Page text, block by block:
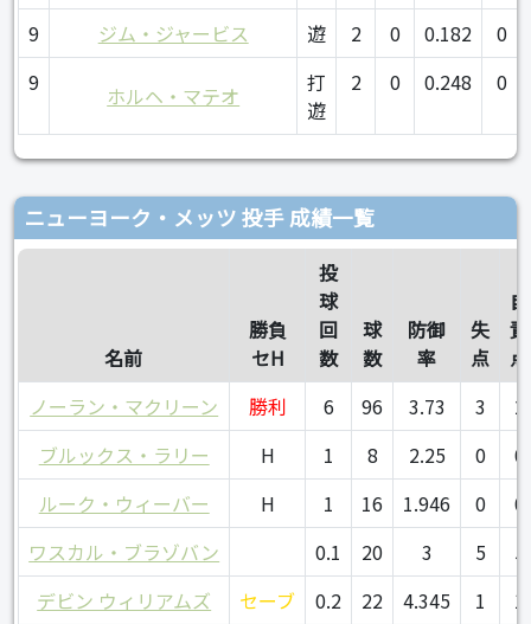
9 ジム・ジャービス 遊 2 0 0.182
0
9
ホルヘ・マテオ
打
遊
2 0 0.248 0
ニューヨーク・メッツ 投手 成績一覧
名前
勝負
セH
投
球
回
数
球
数
防御
率
失
点
自
責
点
ノーラン・マクリーン
勝利 6 96 3.73 3
2
ブルックス・ラリー
H 1 8 2.25 0
0
ルーク・ウィーバー
H 1 16 1.946 0
0
ワスカル・ブラゾバン
0.1 20 3 5
5
デビン ウィリアムズ
セーブ 0.2 22 4.345 1 1